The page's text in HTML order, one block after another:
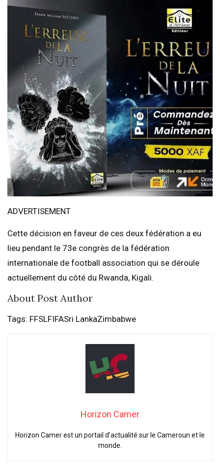
ADVERTISEMENT
Cette décision en faveur de ces deux fédération a eu
lieu pendant le 73e congrès de la fédération
internationale de football association qui se déroule
actuellement du côté du Rwanda, Kigali.
About Post Author
Tags: FFSLFIFASri LankaZimbabwe
Horizon Camer
Horizon Camer est un portail d’actualité sur le Cameroun et le
monde.